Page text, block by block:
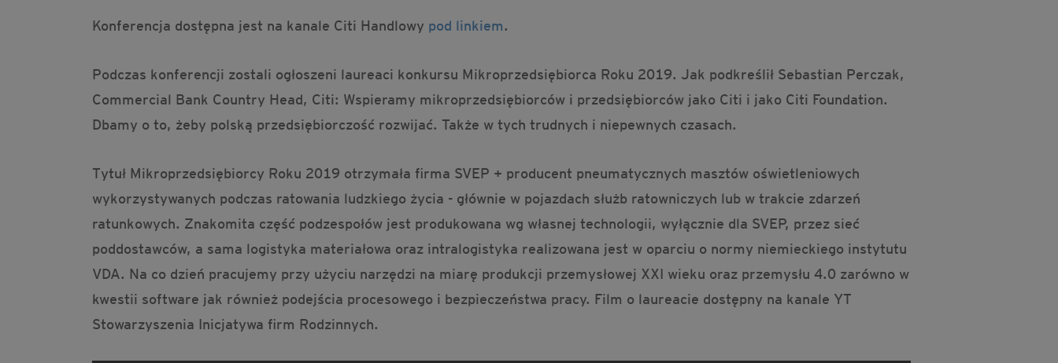
Konferencja dostępna jest na kanale Citi Handlowy pod linkiem.
Podczas konferencji zostali ogłoszeni laureaci konkursu Mikroprzedsiębiorca Roku 2019. Jak podkreślił Sebastian Perczak,
Commercial Bank Country Head, Citi: Wspieramy mikroprzedsiębiorców i przedsiębiorców jako Citi i jako Citi Foundation.
Dbamy o to, żeby polską przedsiębiorczość rozwijać. Także w tych trudnych i niepewnych czasach.
Tytuł Mikroprzedsiębiorcy Roku 2019 otrzymała firma SVEP + producent pneumatycznych masztów oświetleniowych
wykorzystywanych podczas ratowania ludzkiego życia - głównie w pojazdach służb ratowniczych lub w trakcie zdarzeń
ratunkowych. Znakomita część podzespołów jest produkowana wg własnej technologii, wyłącznie dla SVEP, przez sieć
poddostawców, a sama logistyka materiałowa oraz intralogistyka realizowana jest w oparciu o normy niemieckiego instytutu
VDA. Na co dzień pracujemy przy użyciu narzędzi na miarę produkcji przemysłowej XXI wieku oraz przemysłu 4.0 zarówno w
kwestii software jak również podejścia procesowego i bezpieczeństwa pracy. Film o laureacie dostępny na kanale YT
Stowarzyszenia Inicjatywa firm Rodzinnych.